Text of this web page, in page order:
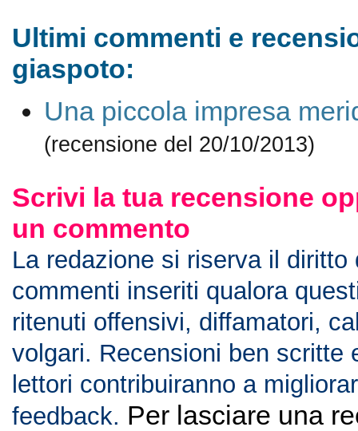
Ultimi commenti e
giaspoto:
Una piccola impresa
(recensione del 20/10/2013)
Scrivi la tua recensione
un commento
La redazione si riserva il diritto
commenti inseriti qualora
ritenuti offensivi, diffamatori,
volgari. Recensioni ben scritte
lettori contribuiranno a
feedback. Per lasciare una